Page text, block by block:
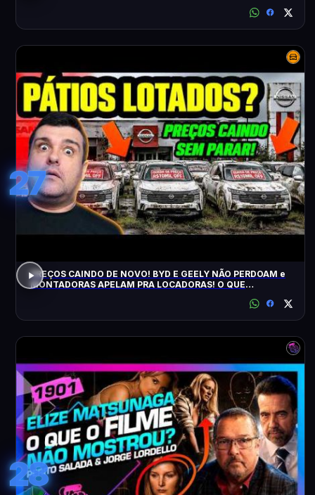
27
PREÇOS CAINDO DE NOVO! BYD E GEELY NÃO PERDOAM e
MONTADORAS APELAM PRA LOCADORAS! O QUE
28